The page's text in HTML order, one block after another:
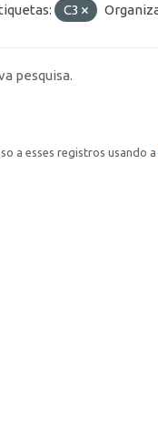
C3
pesquisa.
a esses registros usando a